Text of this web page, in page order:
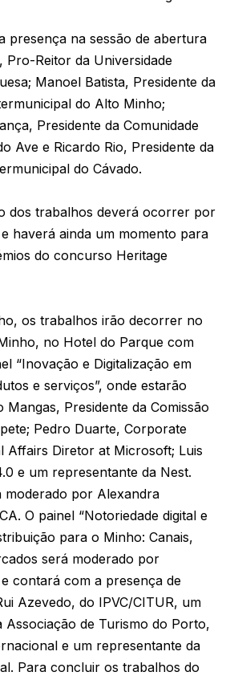
presença na sessão de abertura
Pro-Reitor da Universidade
Manoel Batista, Presidente da
do Alto Minho;
Presidente da Comunidade
Ave e Ricardo Rio, Presidente da
do Cávado.
dos trabalhos deverá ocorrer por
e haverá ainda um momento para
do concurso Heritage
os trabalhos irão decorrer no
no Hotel do Parque com
“Inovação e Digitalização em
e serviços”, onde estarão
Mangas, Presidente da Comissão
Pedro Duarte, Corporate
Affairs Diretor at Microsoft; Luis
e um representante da Nest.
moderado por Alexandra
O painel “Notoriedade digital e
para o Minho: Canais,
será moderado por
contará com a presença de
Azevedo, do IPVC/CITUR, um
Associação de Turismo do Porto,
e um representante da
Para concluir os trabalhos do